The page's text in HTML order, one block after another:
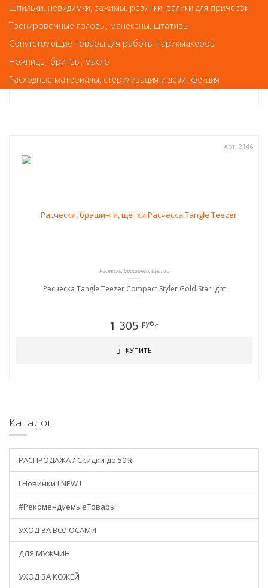
Расческа Оливия Гарден carbosilk конусная 73030/СS-C1
486руб.-
Арт. 2146
Расчески, брашинги, щетки
Расческа Tangle Teezer Compact Styler Gold Starlight
1 305 руб.-
КУПИТЬ
Каталог
РАСПРОДАЖА / Скидки до 50%
! Новинки ! NEW !
#РекомендуемыеТовары
УХОД ЗА ВОЛОСАМИ
ДЛЯ МУЖЧИН
УХОД ЗА КОЖЕЙ
Шпильки, невидимки, зажимы, резинки, валики для причесок
Тренировочные головы, манекены, штативы
Сопутствующие товары для работы парикмахеров
Ножницы, бритвы, масло
Расходные материалы, стерилизация и дезинфекция